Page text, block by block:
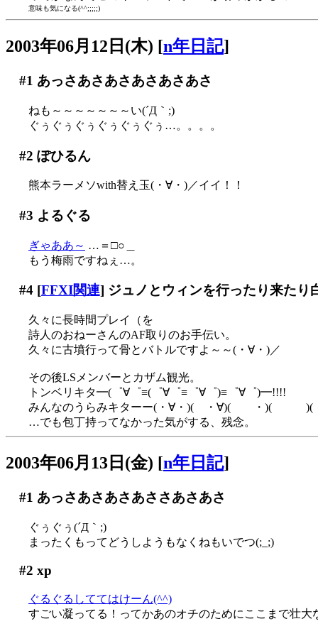
意味も気になる(^^;;;;;)
2003年06月12日(木) [n年日記]
#1 あっさあさあさあさあさあさ
ねも～～～～～～～い(´Д｀;)
ぐぅぐぅぐぅぐぅぐぅぐぅ…。。。。
#2 ぽひるん
熊本ラーメソwith替え玉(・∀・)／イイ！！
#3 よるぐる
ぎゃああ～ …＝□○＿
もう梅雨ですねぇ…。
#4[FFXI関連] ジュノとウィンを行ったり来たり
久々に長時間プレイ（を
詩人のおねーさんのAF取りのお手伝い。
久々に古墳行って骨とバトルですよ～～(・∀・)／
その後LSメンバーとカザム観光。
トンベリキタ━(゜∀゜≡(゜∀゜≡゜∀゜)≡゜∀゜)━!!!!
みんなのうらみキターー(・∀・)( ・∀)( ・)( )(
…でも包丁持ってなかった気がする、残念。
2003年06月13日(金) [n年日記]
#1 あっさあさあさあささあさあさ
ぐぅぐぅ(´Д｀;)
まったくもってどうしようもなくねもいでつ(;_;)
#2 xp
ぐるぐるしててはけーん(^^)
すごい凝ってる！ってかあのオチのためにここまで壮